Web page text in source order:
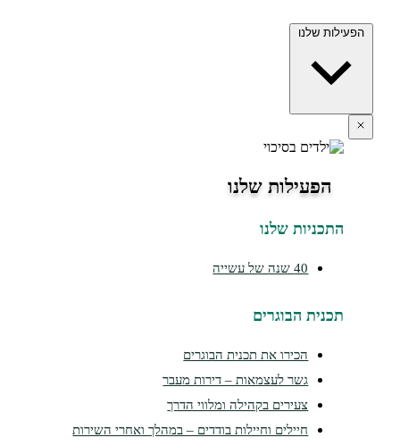
שלנו
הפעילות שלנו
שלנו
הבוגרים
הכירו את תכנית הבוגרים
גשר לעצמאות – דירות מעבר
צעירים בקהילה ומלווי הדרך
חיילים וחיילות בודדים – במהלך ואחרי השירות